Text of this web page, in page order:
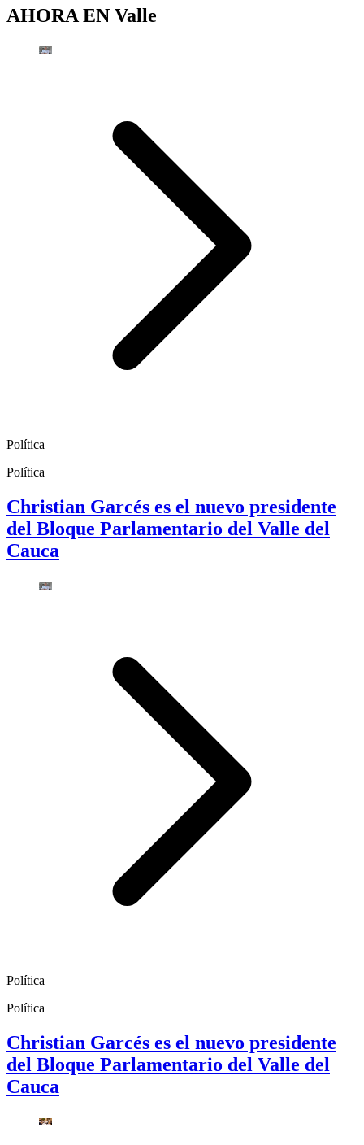
AHORA EN Valle
Política
Política
Christian Garcés es el nuevo presidente
del Bloque Parlamentario del Valle del
Cauca
Política
Política
Christian Garcés es el nuevo presidente
del Bloque Parlamentario del Valle del
Cauca